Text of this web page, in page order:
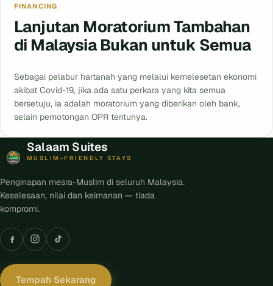
FINANCING
Lanjutan Moratorium Tambahan
di Malaysia Bukan untuk Semua
Sebagai pelabur hartanah yang melalui kemelesetan ekonomi
akibat Covid-19, jika ada satu perkara yang kita semua
bersetuju, ia adalah moratorium yang diberikan oleh bank,
selain pemotongan OPR tentunya.
Salaam Suites
MUSLIM-FRIENDLY STAYS
Penginapan mesra-Muslim di seluruh Malaysia.
Keselesaan, nilai dan keimanan — tiada
kompromi.
Tempah Sekarang